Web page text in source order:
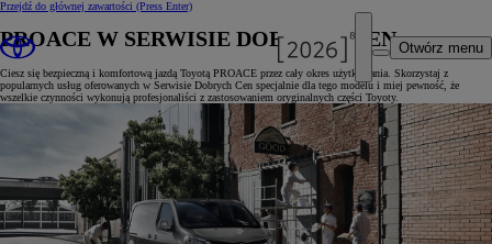
Przejdź do głównej zawartości (Press Enter)
Otwórz menu
PROACE W SERWISIE DOBRYCH CEN
Ciesz się bezpieczną i komfortową jazdą Toyotą PROACE przez cały okres użytkowania. Skorzystaj z
popularnych usług oferowanych w Serwisie Dobrych Cen specjalnie dla tego modelu i miej pewność, że
wszelkie czynności wykonują profesjonaliści z zastosowaniem oryginalnych części Toyoty.